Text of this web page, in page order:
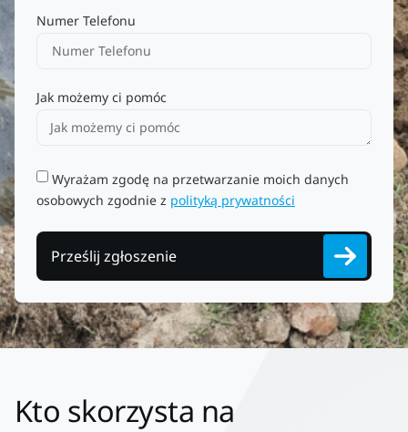
Numer Telefonu
Jak możemy ci pomóc
Wyrażam zgodę na przetwarzanie moich danych
osobowych zgodnie z polityką prywatności
Prześlij zgłoszenie
Kto skorzysta na